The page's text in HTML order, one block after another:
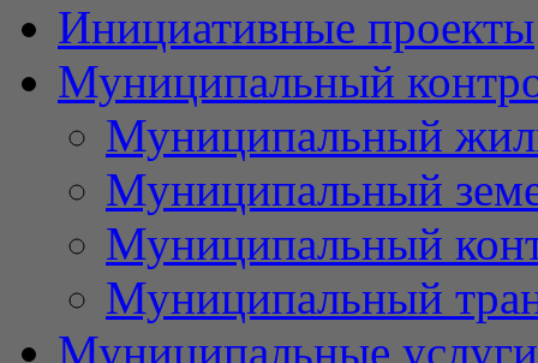
Инициативные проекты
Муниципальный
Муниципальный
Муниципальный
Муниципальный
Муниципальный
Муниципальные